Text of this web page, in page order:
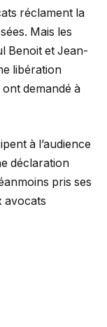
réclament la
Mais les
Benoit et Jean-
libération
ont demandé à
à l’audience
déclaration
pris ses
avocats